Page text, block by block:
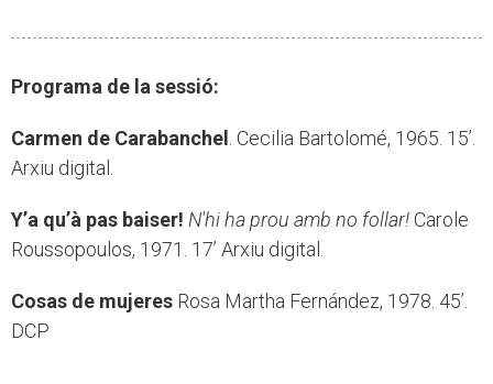
Programa de la sessió:
Carmen de Carabanchel . Cecilia Bartolomé, 1965. 15’.
Arxiu digital.
Y’a qu’à pas baiser! N'hi ha prou amb no follar! Carole
Roussopoulos, 1971. 17’ Arxiu digital.
Cosas de mujeres Rosa Martha Fernández, 1978. 45’.
DCP